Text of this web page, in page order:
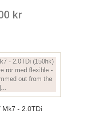
kr
Mk7 - 2.0TDi